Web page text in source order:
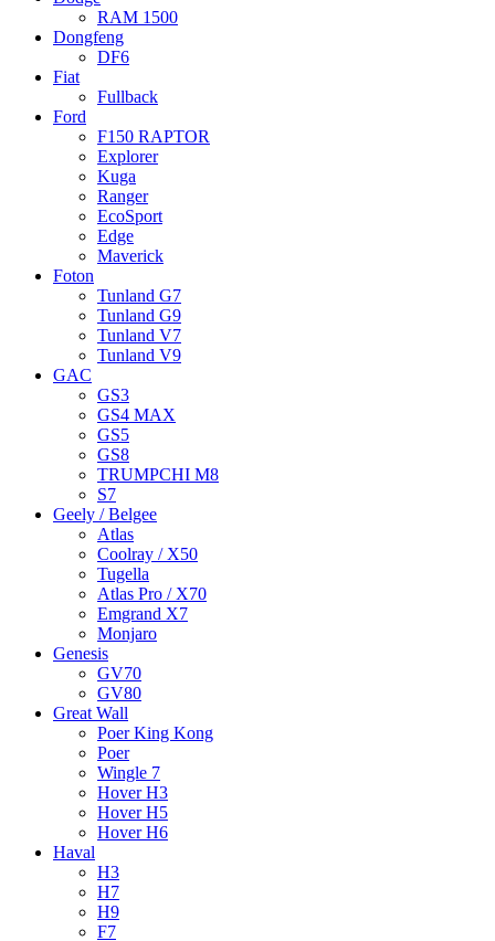
RAM 1500
Dongfeng
DF6
Fiat
Fullback
Ford
F150 RAPTOR
Explorer
Kuga
Ranger
EcoSport
Edge
Maverick
Foton
Tunland G7
Tunland G9
Tunland V7
Tunland V9
GAC
GS3
GS4 MAX
GS5
GS8
TRUMPCHI M8
S7
Geely / Belgee
Atlas
Coolray / X50
Tugella
Atlas Pro / X70
Emgrand X7
Monjaro
Genesis
GV70
GV80
Great Wall
Poer King Kong
Poer
Wingle 7
Hover H3
Hover H5
Hover H6
Haval
H3
H7
H9
F7